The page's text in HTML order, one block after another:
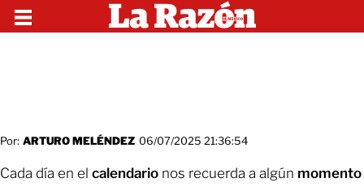
Por: ARTURO MELÉNDEZ 06/07/2025 21:36:54
Cada día en el calendario nos recuerda a algún momento